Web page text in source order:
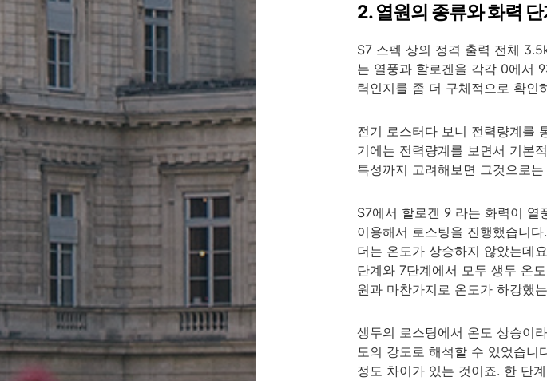
2. 열원의 종류와 화력
S7 스펙 상의 정격 출력 전체
는 열풍과 할로겐을 각각 0에서
력인지를 좀 더 구체적으로 확인
전기 로스터다 보니 전력량계를
기에는 전력량계를 보면서 기본
특성까지 고려해보면 그것으로
S7에서 할로겐 9 라는 화력이
이용해서 로스팅을 진행했습니
더는 온도가 상승하지 않았는데
단계와 7단계에서 모두 생두 온
원과 마찬가지로 온도가 하강했
생두의 로스팅에서 온도 상승이
도의 강도로 해석할 수 있었습니
정도 차이가 있는 것이죠. 한 단